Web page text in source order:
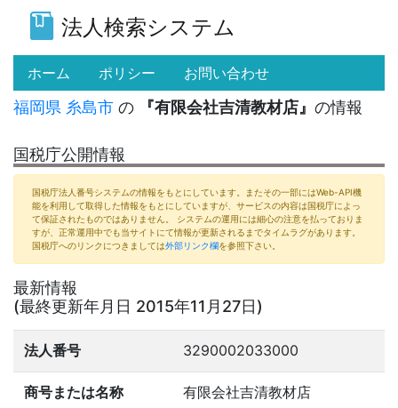
法人検索システム
ホーム (current)
ポリシー お問い合わせ
福岡県 糸島市 の 『有限会社吉清教材店』 の情報
国税庁公開情報
国税庁法人番号システムの情報をもとにしています。またその一部にはWeb-API機
能を利用して取得した情報をもとにしていますが、サービスの内容は国税庁によっ
て保証されたものではありません。 システムの運用には細心の注意を払っておりま
すが、正常運用中でも当サイトにて情報が更新されるまでタイムラグがあります。
国税庁へのリンクにつきましては外部リンク欄を参照下さい。
最新情報
(最終更新年月日 2015年11月27日)
法人番号 3290002033000
商号または名称 有限会社吉清教材店